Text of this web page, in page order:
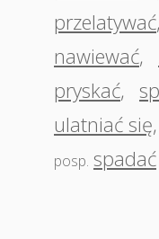
przelatywać,
nawiewać,
pryskać,
ulatniać się,
posp. spadać